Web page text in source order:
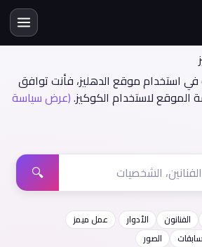
في استخدام موقع الدهليز، فأنت توافق
الموقع لاستخدام الكوكيز.(عرض سياسة
🔍
الفنانون الأدوار
عمل ميمز
الصور